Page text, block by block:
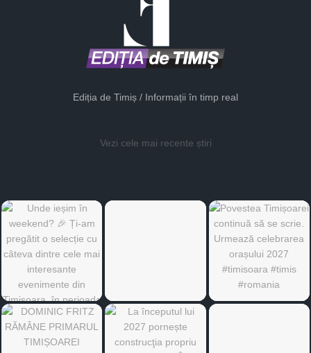
Ediția de Timiș / Informații în timp real
Vezi cele mai recente știri